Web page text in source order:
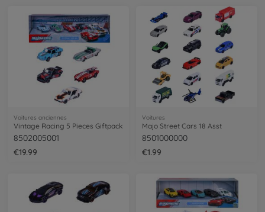
Voitures anciennes
Vintage Racing 5 Pieces Giftpack
8502005001
€19.99
Voitures
Majo Street Cars 18 Asst
8501000000
€1.99